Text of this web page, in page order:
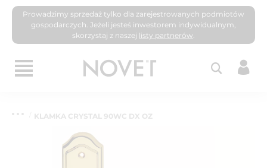
Prowadzimy sprzedaż tylko dla zarejestrowanych podmiotów
gospodarczych. Jeżeli jesteś inwestorem indywidualnym,
skorzystaj z naszej listy partnerów.
KLAMKA CRYSTAL 90WC DX OZ